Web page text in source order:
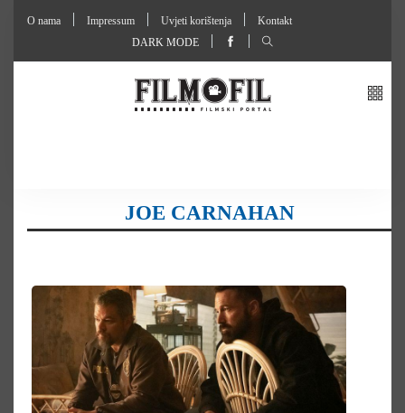
O nama Impressum Uvjeti korištenja
Kontakt
DARK MODE
JOE CARNAHAN